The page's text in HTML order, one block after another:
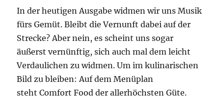
In der heutigen Ausgabe widmen wir uns Musik
fürs Gemüt. Bleibt die Vernunft dabei auf der
Strecke? Aber nein, es scheint uns sogar
äußerst vernünftig, sich auch mal dem leicht
Verdaulichen zu widmen. Um im kulinarischen
Bild zu bleiben: Auf dem Menüplan
steht Comfort Food der allerhöchsten Güte.